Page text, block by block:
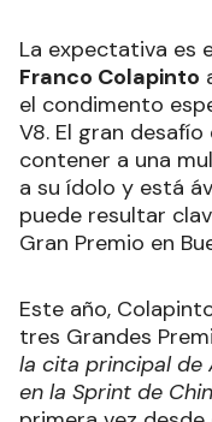
La expectativa es
Franco Colapinto
el condimento
V8. El gran
contener a una
a su ídolo y está
puede resultar
Gran Premio en
Este año,
tres Grandes
la cita principal de
en la Sprint de